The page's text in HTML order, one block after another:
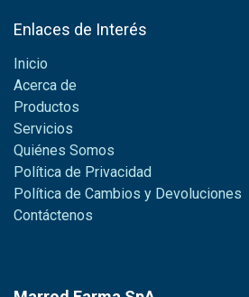
Enlaces de Interés
Inicio
Acerca de
Productos
Servicios
Quiénes Somos
Política de Privacidad
Política de Cambios y Devoluciones
Contáctenos